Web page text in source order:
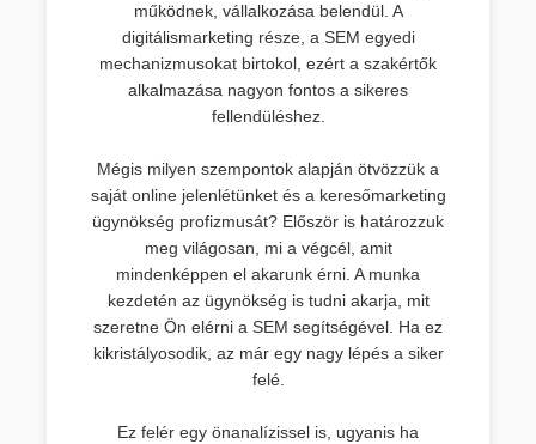
működnek, vállalkozása belendül. A
digitálismarketing része, a SEM egyedi
mechanizmusokat birtokol, ezért a szakértők
alkalmazása nagyon fontos a sikeres
fellendüléshez.
Mégis milyen szempontok alapján ötvözzük a
saját online jelenlétünket és a keresőmarketing
ügynökség profizmusát? Először is határozzuk
meg világosan, mi a végcél, amit
mindenképpen el akarunk érni. A munka
kezdetén az ügynökség is tudni akarja, mit
szeretne Ön elérni a SEM segítségével. Ha ez
kikristályosodik, az már egy nagy lépés a siker
felé.
Ez felér egy önanalízissel is, ugyanis ha